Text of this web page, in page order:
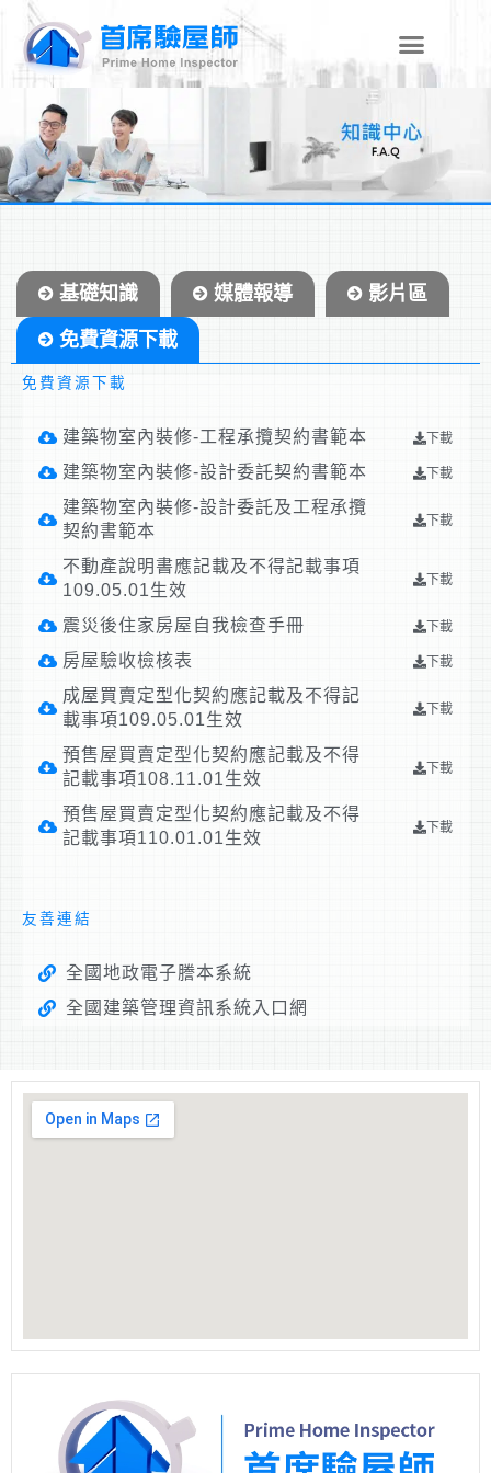
基礎知識 媒體報導 影片區
免費資源下載
免費資源下載
建築物室內裝修-工程承攬契約書範本 下載
建築物室內裝修-設計委託契約書範本 下載
建築物室內裝修-設計委託及工程承攬
契約書範本
下載
不動產說明書應記載及不得記載事項
109.05.01生效
下載
震災後住家房屋自我檢查手冊 下載
房屋驗收檢核表 下載
成屋買賣定型化契約應記載及不得記
載事項109.05.01生效
下載
預售屋買賣定型化契約應記載及不得
記載事項108.11.01生效
下載
預售屋買賣定型化契約應記載及不得
記載事項110.01.01生效
下載
友善連結
全國地政電子謄本系統
全國建築管理資訊系統入口網